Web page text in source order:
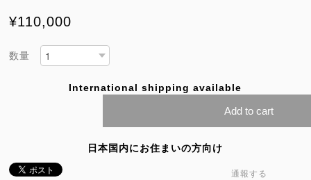
¥110,000
数量
International shipping available
Add to cart
日本国内にお住まいの方向け
通報する